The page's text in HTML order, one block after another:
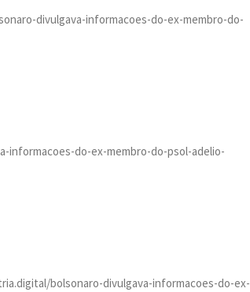
divulgava-informacoes-do-ex-membro-do-
do-ex-membro-do-psol-adelio-
bolsonaro-divulgava-informacoes-do-ex-